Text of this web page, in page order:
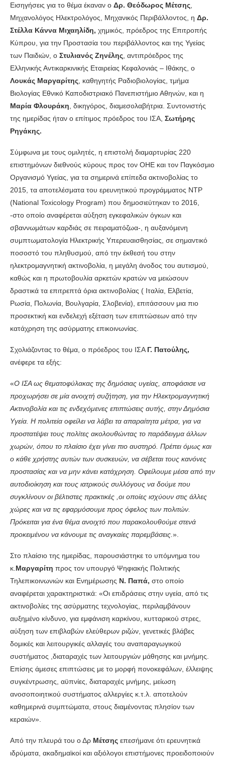
Εισηγήσεις για το θέμα έκαναν ο Δρ. Θεόδωρος Μέτσης
Μηχανολόγος Ηλεκτρολόγος, Μηχανικός Περιβάλλοντος, η Δρ.
Στέλλα Κάννα Μιχαηλίδη, χημικός, πρόεδρος της Επιτροπής
Κύπρου, για την Προστασία του περιβάλλοντος και της Υγείας
των Παιδιών, ο Στυλιανός Ζηνέλης , αντιπρόεδρος της
Ελληνικής Αντικαρκινικής Εταιρείας Κεφαλονιάς – Ιθάκης, ο
Λουκάς Μαργαρίτης , καθηγητής Ραδιοβιολογίας, τμήμα
Βιολογίας Εθνικό Καποδιστριακό Πανεπιστήμιο Αθηνών, και η
Μαρία Φλουράκη , δικηγόρος, διαμεσολαβήτρια. Συντονιστής
της ημερίδας ήταν ο επίτιμος πρόεδρος του ΙΣΑ, Σωτήρης
Ρηγάκης.
Σύμφωνα με τους ομιλητές, η επιστολή διαμαρτυρίας 220
επιστημόνων διεθνούς κύρους προς τον ΟΗΕ και τον Παγκόσμιο
Οργανισμό Υγείας, για τα σημερινά επίπεδα ακτινοβολίας το
2015, τα αποτελέσματα του ερευνητικού προγράμματος NTP
(National Toxicology Program) που δημοσιεύτηκαν το 2016,
-στo οποίο αναφέρεται αύξηση εγκεφαλικών όγκων και
σβαννωμάτων καρδιάς σε πειραματόζωα-, η αυξανόμενη
συμπτωματολογία Ηλεκτρικής Υπερευαισθησίας, σε σημαντικό
ποσοστό του πληθυσμού, από την έκθεσή του στην
ηλεκτρομαγνητική ακτινοβολία, η μεγάλη άνοδος του αυτισμού,
καθώς και η πρωτοβουλία αρκετών κρατών να μειώσουν
δραστικά τα επιτρεπτά όρια ακτινοβολίας ( Ιταλία, Ελβετία,
Ρωσία, Πολωνία, Βουλγαρία, Σλοβενία), επιτάσσουν μια πιο
προσεκτική και ενδελεχή εξέταση των επιπτώσεων από την
κατάχρηση της ασύρματης επικοινωνίας.
Σχολιάζοντας το θέμα, ο πρόεδρος του ΙΣΑ Γ. Πατούλης,
ανέφερε τα εξής:
«Ο ΙΣΑ ως θεματοφύλακας της δημόσιας υγείας, αποφάσισε να
προχωρήσει σε μία ανοιχτή συζήτηση, για την Ηλεκτρομαγνητική
Ακτινοβολία και τις ενδεχόμενες επιπτώσεις αυτής, στην Δημόσια
Υγεία. Η πολιτεία οφείλει να λάβει τα απαραίτητα μέτρα, για να
προστατέψει τους πολίτες ακολουθώντας το παράδειγμα άλλων
χωρών, όπου το πλαίσιο έχει γίνει πιο αυστηρό. Πρέπει όμως και
ο κάθε χρήστης αυτών των συσκευών, να σέβεται τους κανόνες
προστασίας και να μην κάνει κατάχρηση. Οφείλουμε μέσα από την
αυτοδιοίκηση και τους ιατρικούς συλλόγους να δούμε που
συγκλίνουν οι βέλτιστες πρακτικές ,οι οποίες ισχύουν στις άλλες
χώρες και να τις εφαρμόσουμε προς όφελος των πολιτών.
Πρόκειται για ένα θέμα ανοιχτό που παρακολουθούμε στενά
προκειμένου να κάνουμε τις αναγκαίες παρεμβάσεις. ».
Στο πλαίσιο της ημερίδας, παρουσιάστηκε το υπόμνημα του
κ. Μαργαρίτη προς τον υπουργό Ψηφιακής Πολιτικής
Τηλεπικοινωνιών και Ενημέρωσης Ν. Παπά, στο οποίο
αναφέρεται χαρακτηριστικά: «Οι επιδράσεις στην υγεία, από τις
ακτινοβολίες της ασύρματης τεχνολογίας, περιλαμβάνουν
αυξημένο κίνδυνο, για εμφάνιση καρκίνου, κυτταρικού στρες,
αύξηση των επιβλαβών ελεύθερων ριζών, γενετικές βλάβες
δομικές και λειτουργικές αλλαγές του αναπαραγωγικού
συστήματος ,διαταραχές των λειτουργιών μάθησης και μνήμης.
Επίσης άμεσες επιπτώσεις με το μορφή πονοκεφάλων, έλλειψης
συγκέντρωσης, αϋπνίες, διαταραχές μνήμης, μείωση
ανοσοποιητικού συστήματος αλλεργίες κ.τ.λ. αποτελούν
καθημερινά συμπτώματα, στους διαμένοντας πλησίον των
κεραιών».
Από την πλευρά του ο Δρ Μέτσης επεσήμανε ότι ερευνητικά
ιδρύματα, ακαδημαϊκοί και αξιόλογοι επιστήμονες προειδοποιούν